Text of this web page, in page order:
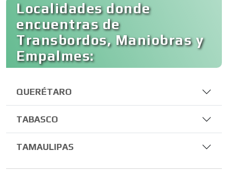
Localidades donde
encuentras de
Transbordos, Maniobras y
Empalmes:
QUERÉTARO
TABASCO
TAMAULIPAS